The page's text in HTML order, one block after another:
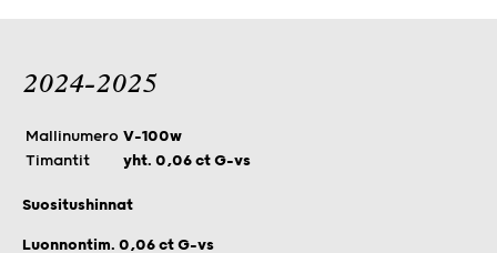
2024-2025
Mallinumero V-100w
Timantit
yht. 0,06 ct G-vs
Suositushinnat
Luonnontim. 0,06 ct G-vs